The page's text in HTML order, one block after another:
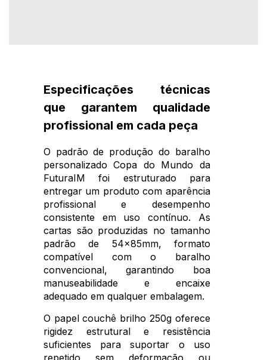
Especificações técnicas
que garantem qualidade
profissional em cada peça
O padrão de produção do baralho
personalizado Copa do Mundo da
FuturaIM foi estruturado para
entregar um produto com aparência
profissional e desempenho
consistente em uso contínuo. As
cartas são produzidas no tamanho
padrão de 54x85mm, formato
compatível com o baralho
convencional, garantindo boa
manuseabilidade e encaixe
adequado em qualquer embalagem.
O papel couchê brilho 250g oferece
rigidez estrutural e resistência
suficientes para suportar o uso
repetido sem deformação ou